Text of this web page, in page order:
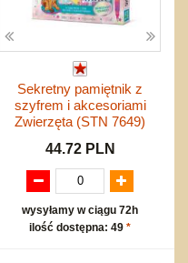
Sekretny pamiętnik z
szyfrem i akcesoriami
Zwierzęta (STN 7649)
44.72 PLN
wysyłamy w ciągu 72h
ilość dostępna: 49 *